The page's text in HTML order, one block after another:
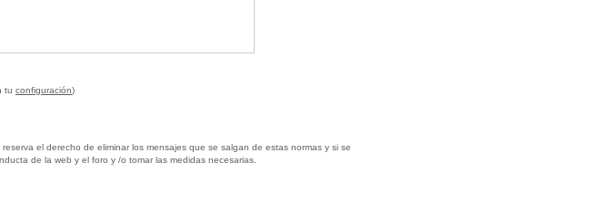
tu configuración)
el derecho de eliminar los mensajes que se salgan de estas normas y si se
de la web y el foro y /o tomar las medidas necesarias.